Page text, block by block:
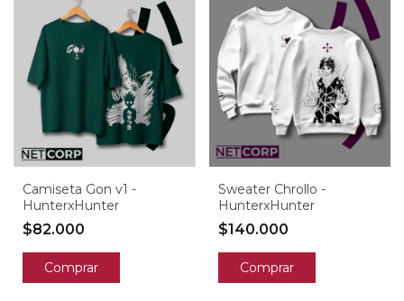
Camiseta Gon v1 -
HunterxHunter
$82.000
Comprar
Sweater Chrollo -
HunterxHunter
$140.000
Comprar